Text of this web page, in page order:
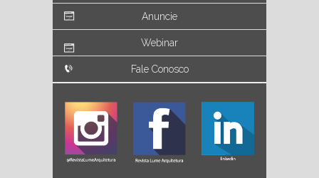
Anuncie
Webinar
Fale Conosco